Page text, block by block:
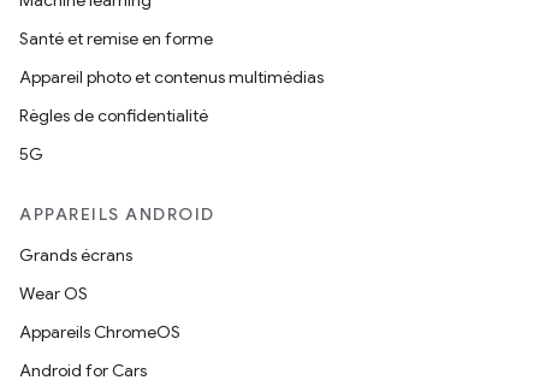
Santé et remise en forme
Appareil photo et contenus multimédias
Règles de confidentialité
5G
APPAREILS ANDROID
Grands écrans
Wear OS
Appareils ChromeOS
Android for Cars